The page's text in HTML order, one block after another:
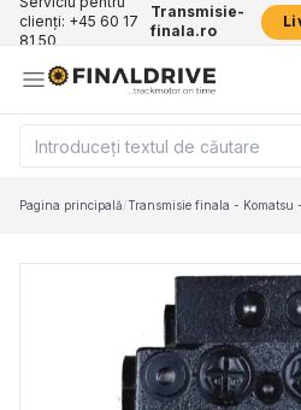
clienți: +45 60 17
81 50
Transmisie-
finala.ro
Pagina principală/Transmisie finala - Komatsu